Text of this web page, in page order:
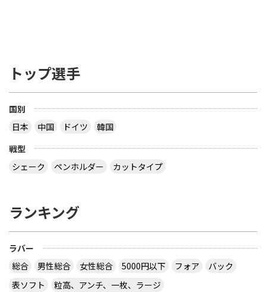
トップ選手
国別
日本
中国 ドイツ
韓国
戦型
シェーク
ペンホルダー カットタイプ
ランキング
ラバー
総合
男性総合 女性総合 5000円以下 フォア
バック
表ソフト
粒高、アンチ、一枚、ラージ